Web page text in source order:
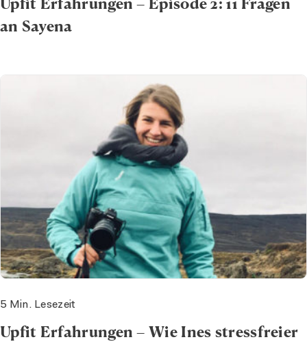
an Sayena
Upfit Erfahrungen – Wie Ines stressfreier
5 Min. Lesezeit